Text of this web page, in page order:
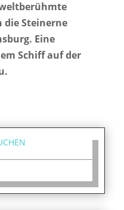
Steinerne
Eine
Schiff auf der